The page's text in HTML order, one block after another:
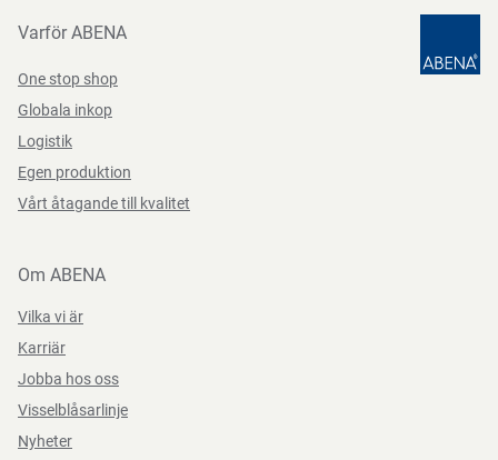
Varför ABENA
One stop shop
Globala inkop
Logistik
Egen produktion
Vårt åtagande till kvalitet
Om ABENA
Vilka vi är
Karriär
Jobba hos oss
Visselblåsarlinje
Nyheter